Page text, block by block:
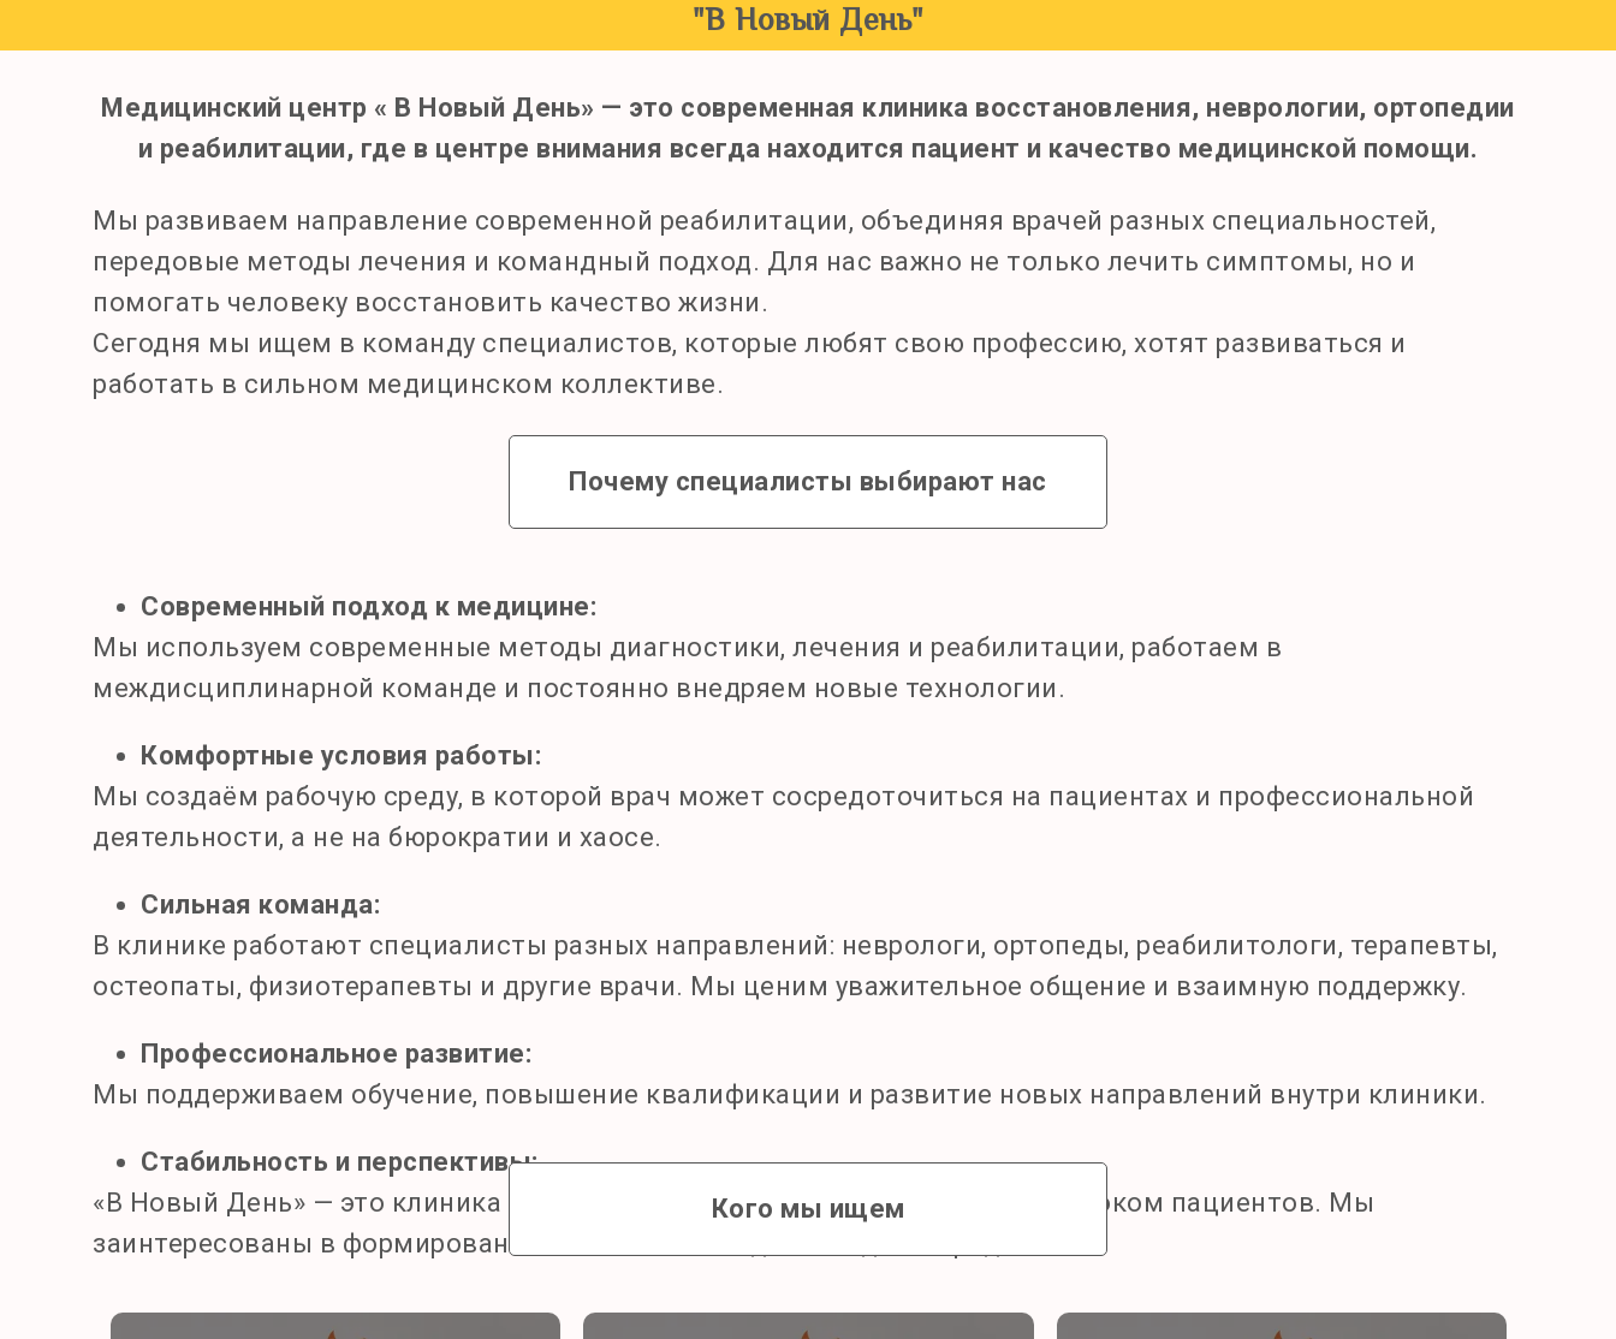
"В Новый День"
Медицинский центр « В Новый День» — это современная клиника восстановления, неврологии, ортопедии
и реабилитации, где в центре внимания всегда находится пациент и качество медицинской помощи.
Мы развиваем направление современной реабилитации, объединяя врачей разных специальностей,
передовые методы лечения и командный подход. Для нас важно не только лечить симптомы, но и
помогать человеку восстановить качество жизни.
Сегодня мы ищем в команду специалистов, которые любят свою профессию, хотят развиваться и
работать в сильном медицинском коллективе.
Современный подход к медицине:
Мы используем современные методы диагностики, лечения и реабилитации, работаем в
междисциплинарной команде и постоянно внедряем новые технологии.
Комфортные условия работы:
Мы создаём рабочую среду, в которой врач может сосредоточиться на пациентах и профессиональной
деятельности, а не на бюрократии и хаосе.
Сильная команда:
В клинике работают специалисты разных направлений: неврологи, ортопеды, реабилитологи, терапевты,
остеопаты, физиотерапевты и другие врачи. Мы ценим уважительное общение и взаимную поддержку.
Профессиональное развитие:
Мы поддерживаем обучение, повышение квалификации и развитие новых направлений внутри клиники.
Стабильность и перспективы:
«В Новый День» — это клиника с долгосрочным развитием и растущим потоком пациентов. Мы
заинтересованы в формировании сильной команды на годы вперёд.
Почему специалисты выбирают нас
Кого мы ищем